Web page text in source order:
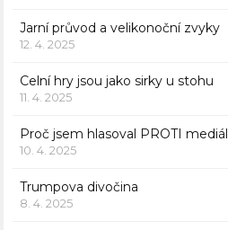
Jarní průvod a velikonoční zvyky
12. 4. 2025
Celní hry jsou jako sirky u stohu
11. 4. 2025
Proč jsem hlasoval PROTI
10. 4. 2025
Trumpova divočina
8. 4. 2025